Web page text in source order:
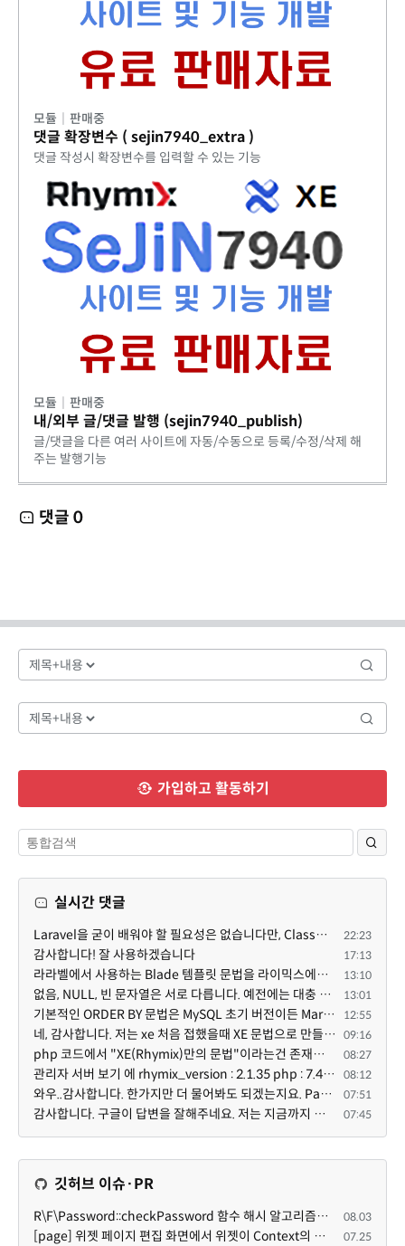
모듈 판매중
댓글 확장변수 ( sejin7940_extra )
댓글 작성시 확장변수를 입력할 수 있는 기능
모듈 판매중
내/외부 글/댓글 발행 (sejin7940_publish)
글/댓글을 다른 여러 사이트에 자동/수동으로 등록/수정/삭제 해
주는 발행기능
댓글 0
가입하고 활동하기
실시간 댓글
Laravel을 굳이 배워야 할 필요성은 없습니다만, Class기반의 객체 지향 프로그래밍과, PSR-4라는 Composer... 22:23
감사합니다! 잘 사용하겠습니다 17:13
라라벨에서 사용하는 Blade 템플릿 문법을 라이믹스에서도 일부분 도입하였는데, 양쪽의 템플릿 매뉴얼 분량... 13:10
없음, NULL, 빈 문자열은 서로 다릅니다. 예전에는 대충 써도 서로 통용되었지만, 그것 때문에 버그나 보안... 13:01
기본적인 ORDER BY 문법은 MySQL 초기 버전이든 MariaDB 최신 버전이든 차이가 없습니다. 라이믹스 게시판에... 12:55
네, 감사합니다. 저는 xe 처음 접했을때 XE 문법으로 만들었다고 해서 xe코드들이 php와 전혀 다른것 같이 ... 09:16
php 코드에서 "XE(Rhymix)만의 문법"이라는건 존재하지도 않고 별도의 인터프리터를 만들지 않는한 쓸 수도 ... 08:27
관리자 서버 보기 에 rhymix_version : 2.1.35 php : 7.4.3 (64-bit) db.type : mysql (innodb, utf8mb4) db... 08:12
와우..감사합니다. 한가지만 더 물어봐도 되겠는지요. Password.php 파일안에 클래스와 함수들은 순수 php ... 07:51
감사합니다. 구글이 답변을 잘해주네요. 저는 지금까지 md5 에 머물러 있었네요. md5는 구석기 알고리즘이 ... 07:45
깃허브 이슈·PR
R\F\Password::checkPassword 함수 해시 알고리즘을 암시적으로 호출하는 경우 Argon2id 해시 비교 실패 08.03
[page] 위젯 페이지 편집 화면에서 위젯이 Context의 module_info를 덮어쓰면 저장이 ERR_ACT_IS_NOT_STANDALONE으로 실패 07.25